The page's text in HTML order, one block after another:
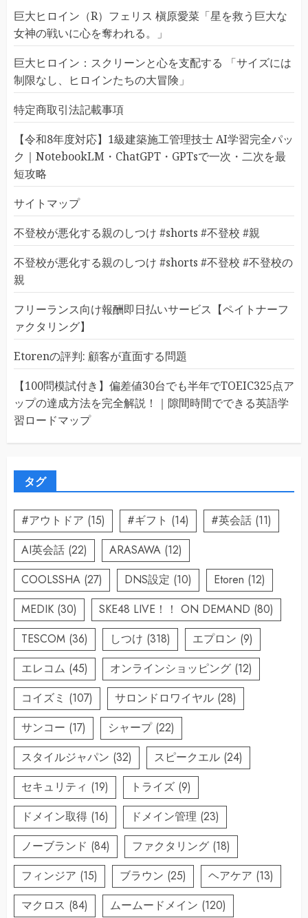
巨大ヒロイン（R）フェリス 槇原愛菜「星を救う巨大な
女神の戦いに心を奪われる。」
巨大ヒロイン：スクリーンと心を支配する 「サイズには
制限なし、ヒロインたちの大冒険」
特定商取引法記載事項
【令和8年度対応】1級建築施工管理技士 AI学習完全パッ
ク｜NotebookLM・ChatGPT・GPTsで一次・二次を最
短攻略
サイトマップ
不登校が悪化する親のしつけ #shorts #不登校 #親
不登校が悪化する親のしつけ #shorts #不登校 #不登校の
親
フリーランス向け報酬即日払いサービス【ペイトナーフ
ァクタリング】
Etorenの評判: 顧客が直面する問題
【100問模試付き】偏差値30台でも半年でTOEIC325点ア
ップの達成方法を完全解説！｜隙間時間でできる英語学
習ロードマップ
タグ
#アウトドア (15) #ギフト (14) #英会話 (11)
AI英会話 (22) ARASAWA (12)
COOLSSHA (27) DNS設定 (10) Etoren (12)
MEDIK (30) SKE48 LIVE！！ ON DEMAND (80)
TESCOM (36) しつけ (318) エプロン (9)
エレコム (45) オンラインショッピング (12)
コイズミ (107) サロンドロワイヤル (28)
サンコー (17) シャープ(22)
スタイルジャパン (32) スピークエル (24)
セキュリティ (19) トライズ (9)
ドメイン取得 (16) ドメイン管理 (23)
ノーブランド (84) ファクタリング (18)
フィンジア (15) ブラウン (25) ヘアケア (13)
マクロス (84) ムームードメイン (120)